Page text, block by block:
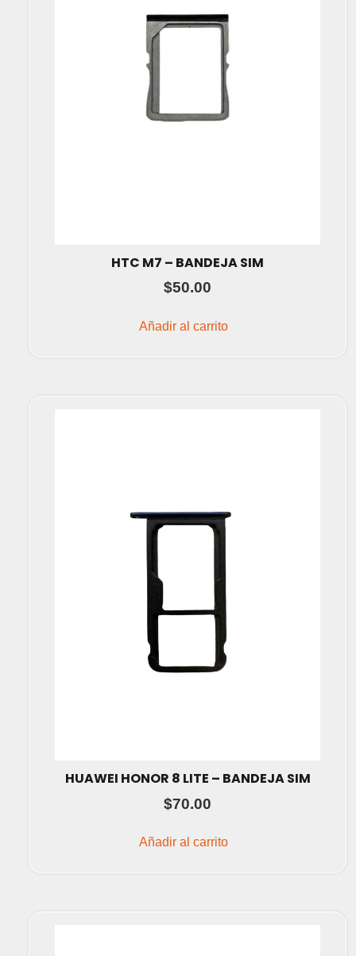
HTC M7 – BANDEJA SIM
$50.00
Añadir al carrito
HUAWEI HONOR 8 LITE – BANDEJA SIM
$70.00
Añadir al carrito